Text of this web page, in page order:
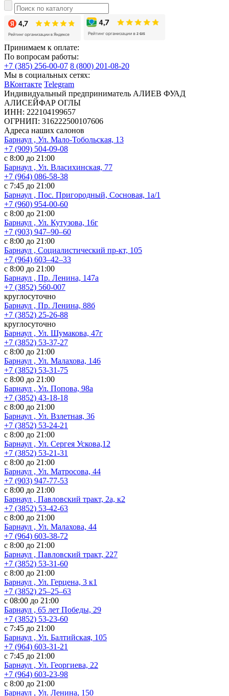
Принимаем к оплате:
По вопросам работы:
+7 (385) 256-00-07 8 (800) 201-08-20
Мы в социальных сетях:
ВКонтакте Telegram
Индивидуальный предприниматель АЛИЕВ ФУАД
АЛИСЕЙФАР ОГЛЫ
ИНН: 222104199657
ОГРНИП: 316222500107606
Адреса наших салонов
Барнаул , Ул. Мало-Тобольская, 13
+7 (909) 504-09-08
с 8:00 до 21:00
Барнаул , Ул. Власихинская, 77
+7 (964) 086-58-38
с 7:45 до 21:00
Барнаул , Пос. Пригородный, Сосновая, 1а/1
+7 (960) 954-00-60
с 8:00 до 21:00
Барнаул , Ул. Кутузова, 16г
+7 (903) 947‒90‒60
с 8:00 до 21:00
Барнаул , Социалистический пр-кт, 105
+7 (964) 603‒42‒33
с 8:00 до 21:00
Барнаул , Пр. Ленина, 147а
+7 (3852) 560-007
круглосуточно
Барнаул , Пр. Ленина, 88б
+7 (3852) 25-26-88
круглосуточно
Барнаул , Ул. Шумакова, 47г
+7 (3852) 53-37-27
с 8:00 до 21:00
Барнаул , Ул. Малахова, 146
+7 (3852) 53-31-75
с 8:00 до 21:00
Барнаул , Ул. Попова, 98а
+7 (3852) 43-18-18
с 8:00 до 21:00
Барнаул , Ул. Взлетная, 36
+7 (3852) 53-24-21
с 8:00 до 21:00
Барнаул , Ул. Сергея Ускова,12
+7 (3852) 53-21-31
с 8:00 до 21:00
Барнаул , Ул. Матросова, 44
+7 (903) 947-77-53
с 8:00 до 21:00
Барнаул , Павловский тракт, 2а, к2
+7 (3852) 53-42-63
с 8:00 до 21:00
Барнаул , Ул. Малахова, 44
+7 (964) 603-38-72
с 8:00 до 21:00
Барнаул , Павловский тракт, 227
+7 (3852) 53-31-60
с 8:00 до 21:00
Барнаул , Ул. ​Герцена, 3 к1
+7 (3852) 25‒25‒63
с 08:00 до 21:00
Барнаул , 65 лет Победы, 29
+7 (3852) 53-23-60
с 7:45 до 21:00
Барнаул , Ул. Балтийская, 105
+7 (964) 603-31-21
с 7:45 до 21:00
Барнаул , Ул. Георгиева, 22
+7 (964) 603-23-98
с 8:00 до 21:00
Барнаул , Ул. Ленина, 150